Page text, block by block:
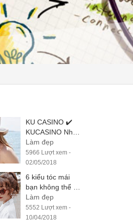
KU CASINO ✔️
KUCASINO Nhà
Cái KU Casino
online số 1 ⭐️
Làm đẹp
5966 Lượt xem -
02/05/2018
6 kiểu tóc mái
bạn không thể bỏ
qua nếu muốn
"ĂN GIAN TUỔI"
Làm đẹp
5552 Lượt xem -
10/04/2018